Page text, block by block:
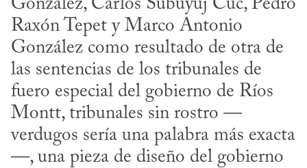
González, Carlos Subuyuj Cuc, Pedro
Raxón Tepet y Marco Antonio
González como resultado de otra de
las sentencias de los tribunales de
fuero especial del gobierno de Ríos
Montt, tribunales sin rostro —
verdugos sería una palabra más exacta
—, una pieza de diseño del gobierno